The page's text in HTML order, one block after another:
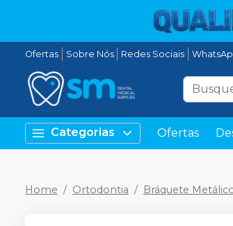
Ofertas Sobre Nós Redes Sociais
Categorias Ofertas
Home Ortodontia Bráquete